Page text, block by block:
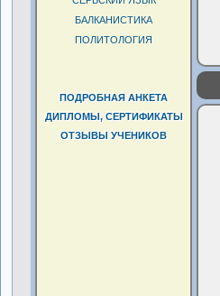
БАЛКАНИСТИКА
ПОЛИТОЛОГИЯ
ПОДРОБНАЯ АНКЕТА
ДИПЛОМЫ, СЕРТИФИКАТЫ
ОТЗЫВЫ УЧЕНИКОВ